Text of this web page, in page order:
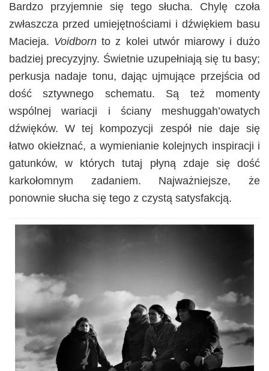
Bardzo przyjemnie się tego słucha. Chylę czoła
zwłaszcza przed umiejętnościami i dźwiękiem basu
Macieja. Voidborn to z kolei utwór miarowy i dużo
badziej precyzyjny. Świetnie uzupełniają się tu basy;
perkusja nadaje tonu, dając ujmujące przejścia od
dość sztywnego schematu. Są też momenty
wspólnej wariacji i ściany meshuggah’owatych
dźwięków. W tej kompozycji zespół nie daje się
łatwo okiełznać, a wymienianie kolejnych inspiracji i
gatunków, w których tutaj płyną zdaje się dość
karkołomnym zadaniem. Najważniejsze, że
ponownie słucha się tego z czystą satysfakcją.